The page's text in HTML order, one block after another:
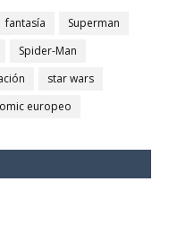
fantasía
Superman
Spider-Man
star wars
europeo